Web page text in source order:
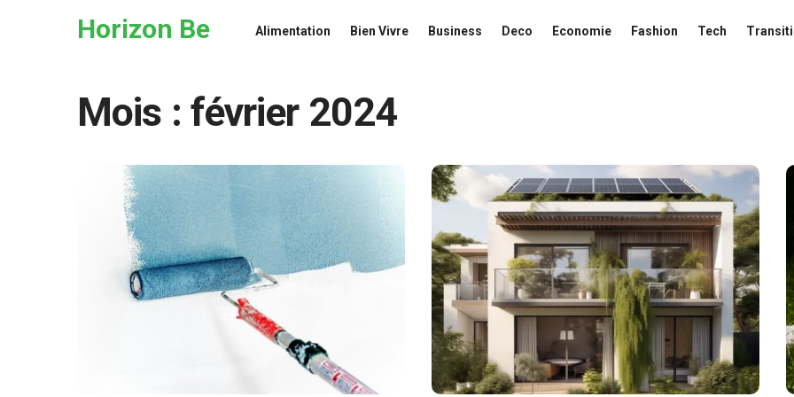
Horizon Be Alimentation Bien Vivre Business Deco Economie Fashion Tech
Mois : février 2024